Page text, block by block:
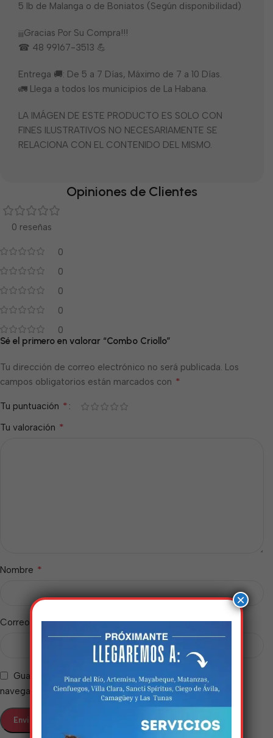
5 lb de Malanga o de Boniatos (Según disponibilidad)
¡¡¡Gracias Por Su Compra!!!
☎ 48 99167-3513 💪
Entrega 🚚: De 5 a 7 Días, Máximo de 7 a 10 Días.
🚛 Llega a todos los municipios de La Habana.
LA IMÁGEN DE ESTE PRODUCTO ES SOLO CON
FINES ILUSTRATIVOS NO NECESARIAMENTE SE
RELACIONA CON EL CONTENIDO DEL MISMO.
Opiniones de Clientes
0 reseñas
0
0
0
0
0
Sé el primero en valorar “Combo Criollo”
Tu dirección de correo electrónico no será publicada. Los
campos obligatorios están marcados con *
Tu puntuación *
Tu valoración *
Nombre *
Correo electrónico*
Guarda mi nombre, correo electrónico y web en este
navegador para la próxima vez que comente.
×
Estamos trabalhando
nisso!